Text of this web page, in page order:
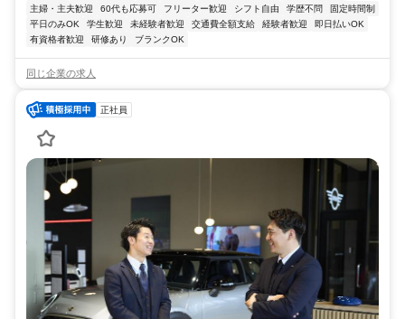
主婦・主夫歓迎
60代も応募可 フリーター歓迎 シフト自由 学歴不問
固定時間制
平日のみOK
学生歓迎 未経験者歓迎 交通費全額支給 経験者歓迎
即日払いOK
有資格者歓迎
研修あり ブランクOK
同じ企業の求人
正社員